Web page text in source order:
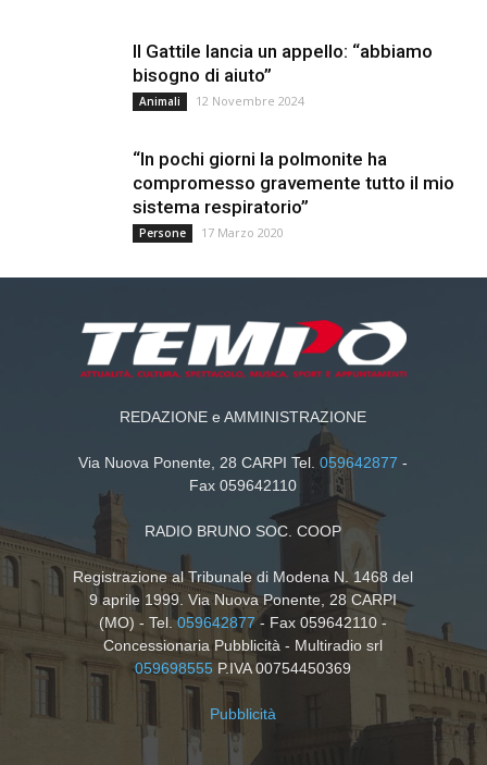
Il Gattile lancia un appello: “abbiamo
bisogno di aiuto”
Animali 12 Novembre 2024
“In pochi giorni la polmonite ha
compromesso gravemente tutto il mio
sistema respiratorio”
Persone 17 Marzo 2020
REDAZIONE e AMMINISTRAZIONE
Via Nuova Ponente, 28 CARPI Tel.059642877 -
Fax 059642110
RADIO BRUNO SOC. COOP
Registrazione al Tribunale di Modena N. 1468 del
9 aprile 1999. Via Nuova Ponente, 28 CARPI
(MO) - Tel.059642877- Fax 059642110 -
Concessionaria Pubblicità - Multiradio srl
059698555 P.IVA 00754450369
Pubblicità